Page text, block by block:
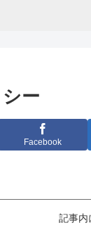
ー
Facebook
記事内